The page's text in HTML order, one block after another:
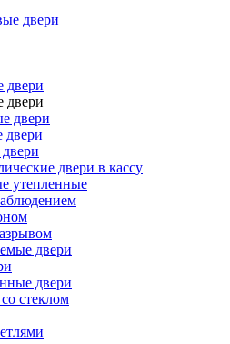
двери
двери
двери
двери
двери
двери в кассу
утепленные
двери
двери
стеклом